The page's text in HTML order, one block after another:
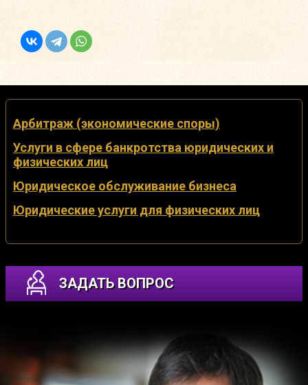
Арбитраж (экономические споры)
Услуги в сфере банкротства юридических и
физических лиц
Юридическое обслуживание бизнеса
Юридические услуги для физических лиц
ЗАДАТЬ ВОПРОС